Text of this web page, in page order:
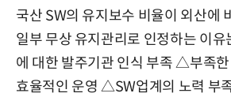
국산 SW의 유지보수 비율이 외산에
일부 무상 유지관리로 인정하는 이
에 대한 발주기관 인식 부족 △부족한
효율적인 운영 △SW업계의 노력 부